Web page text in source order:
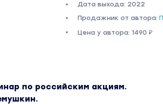
Дата выхода: 2022
Продажник от автора:
Цена у автора: 1490 ₽
по российским акциям.